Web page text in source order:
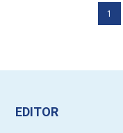
1
EDITOR